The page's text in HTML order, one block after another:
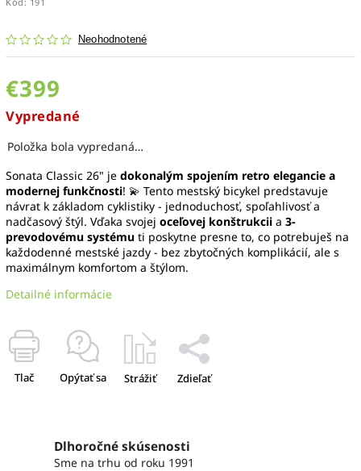
Neohodnotené
€399
Vypredané
Položka bola vypredaná…
Sonata Classic 26" je dokonalým spojením retro elegancie a
modernej funkčnosti! 💫 Tento mestský bicykel predstavuje
návrat k základom cyklistiky - jednoduchosť, spoľahlivosť a
nadčasový štýl. Vďaka svojej oceľovej konštrukcii a 3-
prevodovému systému ti poskytne presne to, co potrebuješ na
každodenné mestské jazdy - bez zbytočných komplikácií, ale s
maximálnym komfortom a štýlom.
Detailné informácie
Tlač Opýtať sa Strážiť Zdieľať
Dlhoročné skúsenosti
Sme na trhu od roku 1991